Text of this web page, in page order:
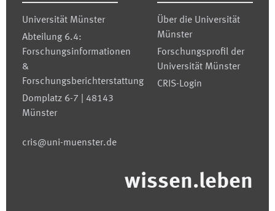
Universität Münster
Abteilung 6.4:
Forschungsinformationen
&
Forschungsberichterstattung
Domplatz 6-7 | 48143
Münster
cris@uni-muenster.de
Über die Universität
Münster
Forschungsprofil der
Universität Münster
CRIS-Login
wissen.leben